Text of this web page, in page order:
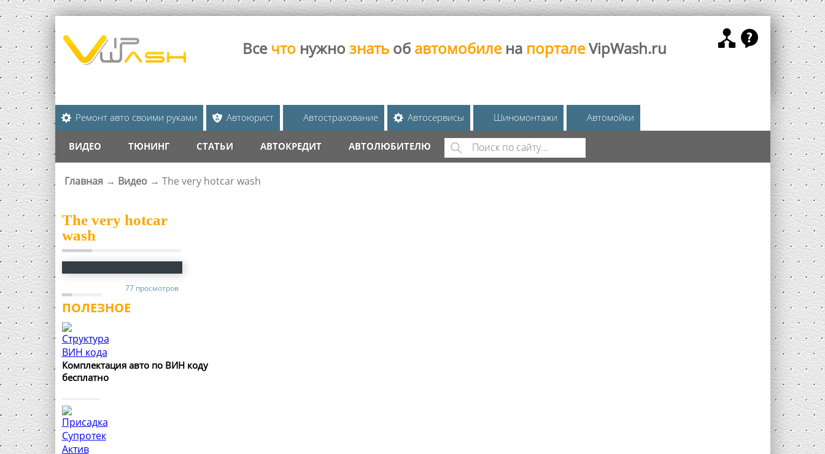
Все что нужно знать об автомобиле на порталеVipWash.ru
Ремонт авто своими руками Автоюрист Автострахование Автосервисы Шиномонтажи Автомойки
ВИДЕО ТЮНИНГ СТАТЬИ АВТОКРЕДИТ АВТОЛЮБИТЕЛЮ
ФОРМА ПОИСКА
Поиск
Главная → Видео → The very hotcar wash
The very hotcar
wash
77 просмотров
ПОЛЕЗНОЕ
Комплектация авто по ВИН коду
бесплатно